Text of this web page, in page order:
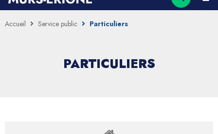
Accueil Service public Particuliers
PARTICULIERS